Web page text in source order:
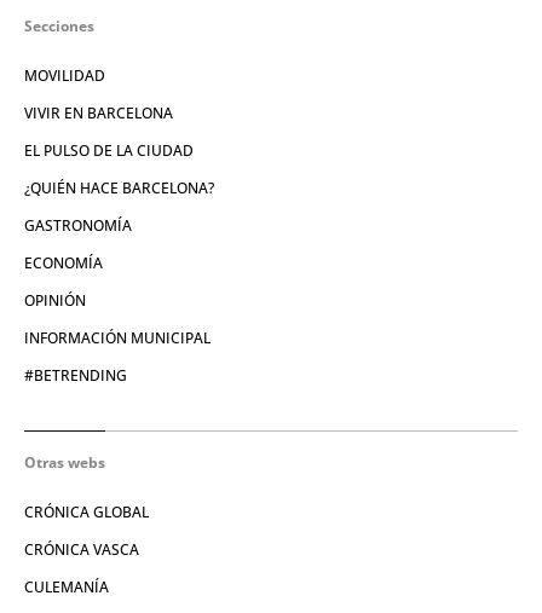
Secciones
MOVILIDAD
VIVIR EN BARCELONA
EL PULSO DE LA CIUDAD
¿QUIÉN HACE BARCELONA?
GASTRONOMÍA
ECONOMÍA
OPINIÓN
INFORMACIÓN MUNICIPAL
#BETRENDING
Otras webs
CRÓNICA GLOBAL
CRÓNICA VASCA
CULEMANÍA